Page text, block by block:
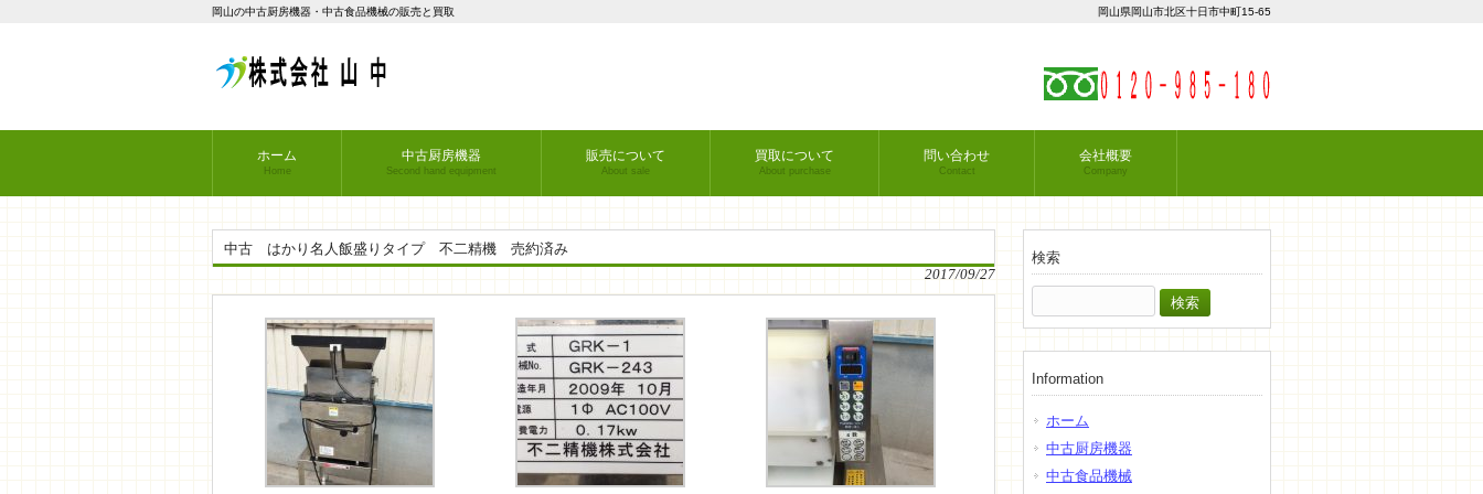
岡山の中古厨房機器・中古食品機械の販売と買取 岡山県岡山市北区十日市中町15-65
ホーム
Home
中古厨房機器
Second hand equipment
販売について
About sale
買取について
About purchase
問い合わせ
Contact
会社概要
Company
中古 はかり名人飯盛りタイプ 不二精機 売約済み
2017/09/27
検索
索:
Information
ホーム
中古厨房機器
中古食品機械